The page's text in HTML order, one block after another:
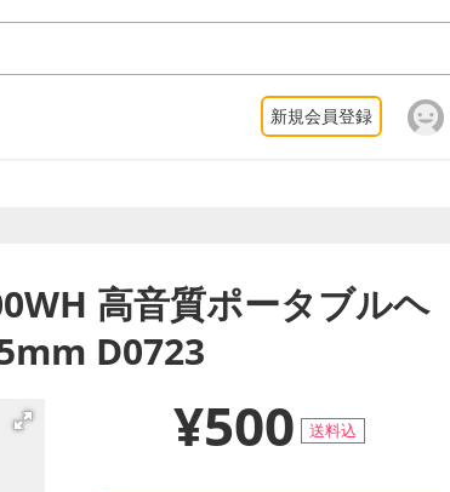
新規会員登録
高音質ポータブルヘ
D0723
¥500 送料込